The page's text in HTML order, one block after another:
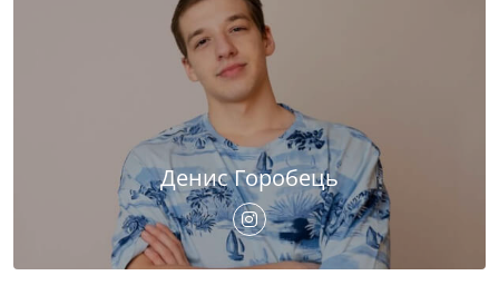
Денис Горобець